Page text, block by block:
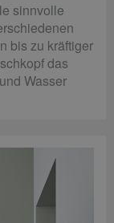
sinnvolle
bis zu kräftiger
das
Wasser